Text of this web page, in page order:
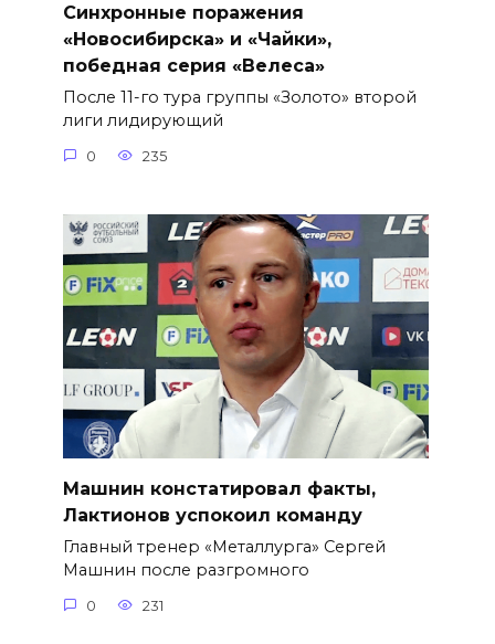
Синхронные поражения
«Новосибирска» и «Чайки»,
победная серия «Велеса»
После 11-го тура группы «Золото» второй
лиги лидирующий
0 235
Машнин констатировал факты,
Лактионов успокоил команду
Главный тренер «Металлурга» Сергей
Машнин после разгромного
0 231